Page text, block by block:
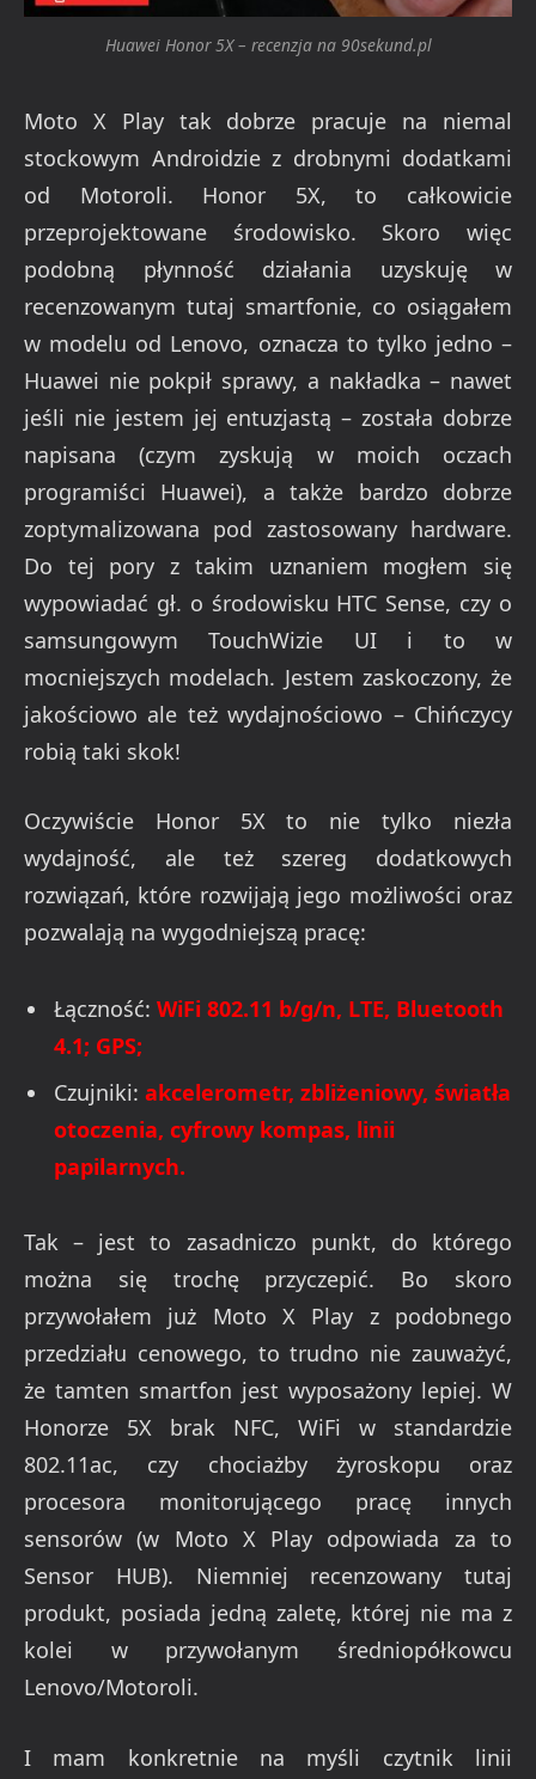
Huawei Honor 5X – recenzja na 90sekund.pl
Moto X Play tak dobrze pracuje na niemal
stockowym Androidzie z drobnymi dodatkami
od Motoroli. Honor 5X, to całkowicie
przeprojektowane środowisko. Skoro więc
podobną płynność działania uzyskuję w
recenzowanym tutaj smartfonie, co osiągałem
w modelu od Lenovo, oznacza to tylko jedno –
Huawei nie pokpił sprawy, a nakładka – nawet
jeśli nie jestem jej entuzjastą – została dobrze
napisana (czym zyskują w moich oczach
programiści Huawei), a także bardzo dobrze
zoptymalizowana pod zastosowany hardware.
Do tej pory z takim uznaniem mogłem się
wypowiadać gł. o środowisku HTC Sense, czy o
samsungowym TouchWizie UI i to w
mocniejszych modelach. Jestem zaskoczony, że
jakościowo ale też wydajnościowo – Chińczycy
robią taki skok!
Oczywiście Honor 5X to nie tylko niezła
wydajność, ale też szereg dodatkowych
rozwiązań, które rozwijają jego możliwości oraz
pozwalają na wygodniejszą pracę:
Łączność: WiFi 802.11 b/g/n, LTE, Bluetooth
4.1; GPS;
Czujniki: akcelerometr, zbliżeniowy, światła
otoczenia, cyfrowy kompas, linii
papilarnych.
Tak – jest to zasadniczo punkt, do którego
można się trochę przyczepić. Bo skoro
przywołałem już Moto X Play z podobnego
przedziału cenowego, to trudno nie zauważyć,
że tamten smartfon jest wyposażony lepiej. W
Honorze 5X brak NFC, WiFi w standardzie
802.11ac, czy chociażby żyroskopu oraz
procesora monitorującego pracę innych
sensorów (w Moto X Play odpowiada za to
Sensor HUB). Niemniej recenzowany tutaj
produkt, posiada jedną zaletę, której nie ma z
kolei w przywołanym średniopółkowcu
Lenovo/Motoroli.
I mam konkretnie na myśli czytnik linii